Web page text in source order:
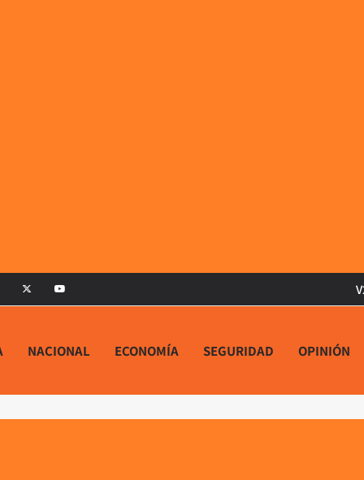
NACIONAL ECONOMÍA SEGURIDAD OPINIÓN